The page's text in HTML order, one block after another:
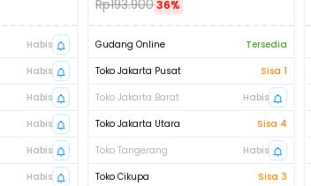
Habis
Habis
Habis
Habis
Habis
Habis
Rp193.90036%
Gudang Online
Tersedia
Toko Jakarta Pusat
Sisa 1
Toko Jakarta Barat
Habis
Toko Jakarta Utara
Sisa 4
Toko Tangerang
Habis
Toko Cikupa
Sisa 3